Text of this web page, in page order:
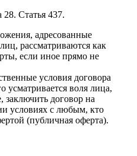
Статья 437.
адресованные
рассматриваются как
если иное прямо не
условия договора
усматривается воля лица,
договор на
условиях с любым, кто
(публичная оферта).